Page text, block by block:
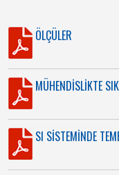
ÖLÇÜLER
MÜHENDİSLİKTE
SI SİSTEMİNDE